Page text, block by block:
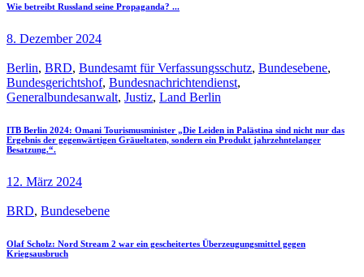
Wie betreibt Russland seine Propaganda? ...
8. Dezember 2024
Berlin, BRD, Bundesamt für Verfassungsschutz, Bundesebene,
Bundesgerichtshof, Bundesnachrichtendienst,
Generalbundesanwalt, Justiz, Land Berlin
ITB Berlin 2024: Omani Tourismusminister „Die Leiden in Palästina sind nicht nur das
Ergebnis der gegenwärtigen Gräueltaten, sondern ein Produkt jahrzehntelanger
Besatzung.“.
12. März 2024
BRD, Bundesebene
Olaf Scholz: Nord Stream 2 war ein gescheitertes Überzeugungsmittel gegen
Kriegsausbruch